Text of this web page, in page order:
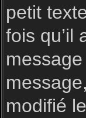
petit
fois qu’il
modifié